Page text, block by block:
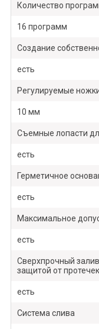
Количество
16 программ
Создание
есть
Регулируемые
10 мм
Съемные лопасти
есть
Герметичное
есть
Максимальное
есть
Сверхпрочный
защитой от протечек
есть
Система слива